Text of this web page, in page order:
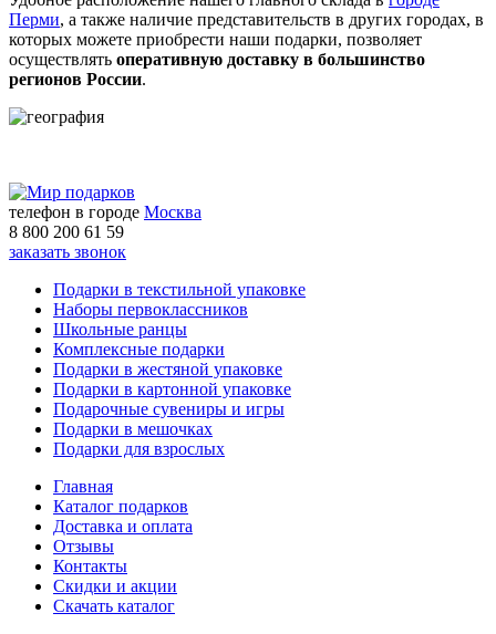
Перми, а также наличие представительств в других городах, в
которых можете приобрести наши подарки, позволяет
осуществлять оперативную доставку в большинство
регионов России.
телефон в городе Москва
8 800 200 61 59
заказать звонок
Подарки в текстильной упаковке
Наборы первоклассников
Школьные ранцы
Комплексные подарки
Подарки в жестяной упаковке
Подарки в картонной упаковке
Подарочные сувениры и игры
Подарки в мешочках
Подарки для взрослых
Главная
Каталог подарков
Доставка и оплата
Отзывы
Контакты
Скидки и акции
Скачать каталог